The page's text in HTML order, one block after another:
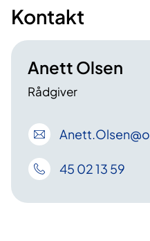
Kontakt
Anett Olsen
Rådgiver
Anett.Olsen
45 02 13 59